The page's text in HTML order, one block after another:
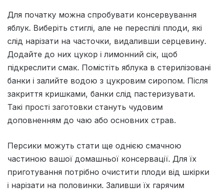
Для початку можна спробувати консервування
яблук. Виберіть стиглі, але не переспілі плоди, які
слід нарізати на часточки, видаливши серцевину.
Додайте до них цукор і лимонний сік, щоб
підкреслити смак. Помістіть яблука в стерилізовані
банки і залийте водою з цукровим сиропом. Після
закриття кришками, банки слід пастеризувати.
Такі прості заготовки стануть чудовим
доповненням до чаю або основних страв.
Персики можуть стати ще однією смачною
частиною вашої домашньої консервації. Для їх
приготування потрібно очистити плоди від шкірки
і нарізати на половинки. Заливши їх гарячим